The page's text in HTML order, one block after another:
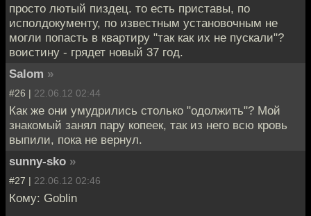
просто лютый пиздец. то есть приставы, по
исполдокументу, по известным установочным не
могли попасть в квартиру "так как их не пускали"?
воистину - грядет новый 37 год.
Salom »
#26 | 22.06.12 02:44
Как же они умудрились столько "одолжить"? Мой
знакомый занял пару копеек, так из него всю кровь
выпили, пока не вернул.
sunny-sko »
#27 | 22.06.12 02:46
Кому: Goblin